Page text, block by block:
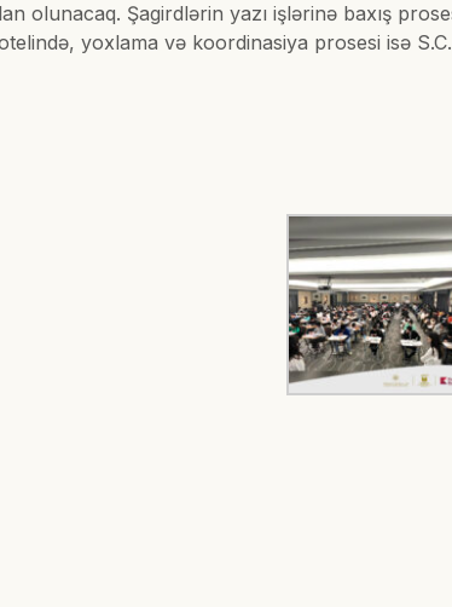
olunacaq. Şagirdlərin yazı işlərinə baxış
yoxlama və koordinasiya prosesi isə